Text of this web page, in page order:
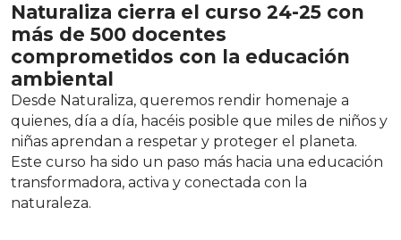
Naturaliza cierra el curso 24-25 con
más de 500 docentes
comprometidos con la educación
ambiental
Desde Naturaliza, queremos rendir homenaje a
quienes, día a día, hacéis posible que miles de niños y
niñas aprendan a respetar y proteger el planeta.
Este curso ha sido un paso más hacia una educación
transformadora, activa y conectada con la
naturaleza.